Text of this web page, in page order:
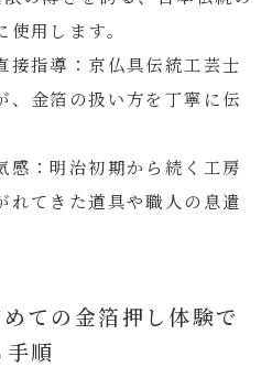
用します。
接指導： 京仏具伝統工芸士
、金箔の扱い方を丁寧に伝
感：明治初期から続く工房
れてきた道具や職人の息遣
ての金箔押し体験で
手順